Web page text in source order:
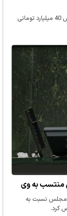
با وجود اعلام پنج نماینده مردم مشهد در رابطه با تخصیص 40 میلیارد تومانی
منتسب به وی
مجلس نسبت به
کرد.